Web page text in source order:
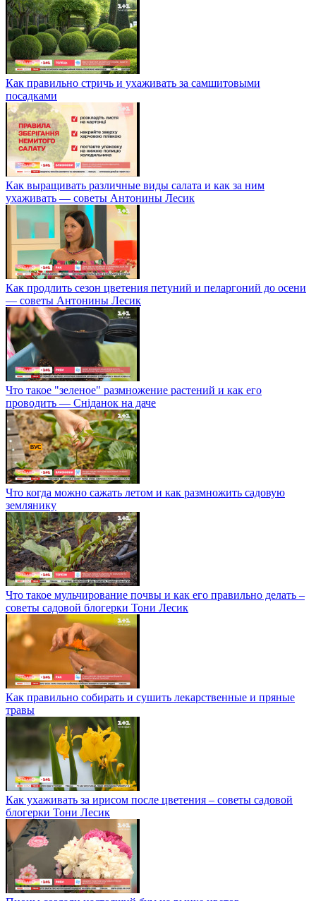
Как правильно стричь и ухаживать за самшитовыми
посадками
Как выращивать различные виды салата и как за ним
ухаживать — советы Антонины Лесик
Как продлить сезон цветения петуний и пеларгоний до осени
— советы Антонины Лесик
Что такое "зеленое" размножение растений и как его
проводить — Сніданок на даче
Что когда можно сажать летом и как размножить садовую
землянику
Что такое мульчирование почвы и как его правильно делать –
советы садовой блогерки Тони Лесик
Как правильно собирать и сушить лекарственные и пряные
травы
Как ухаживать за ирисом после цветения – советы садовой
блогерки Тони Лесик